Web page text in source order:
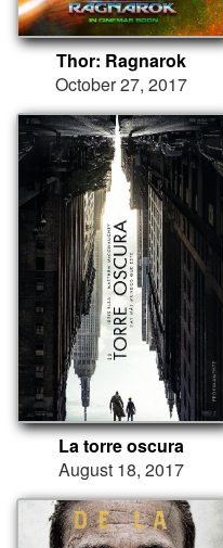
Thor: Ragnarok
October 27, 2017
La torre oscura
August 18, 2017